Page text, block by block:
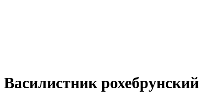
Василистник рохебрунский